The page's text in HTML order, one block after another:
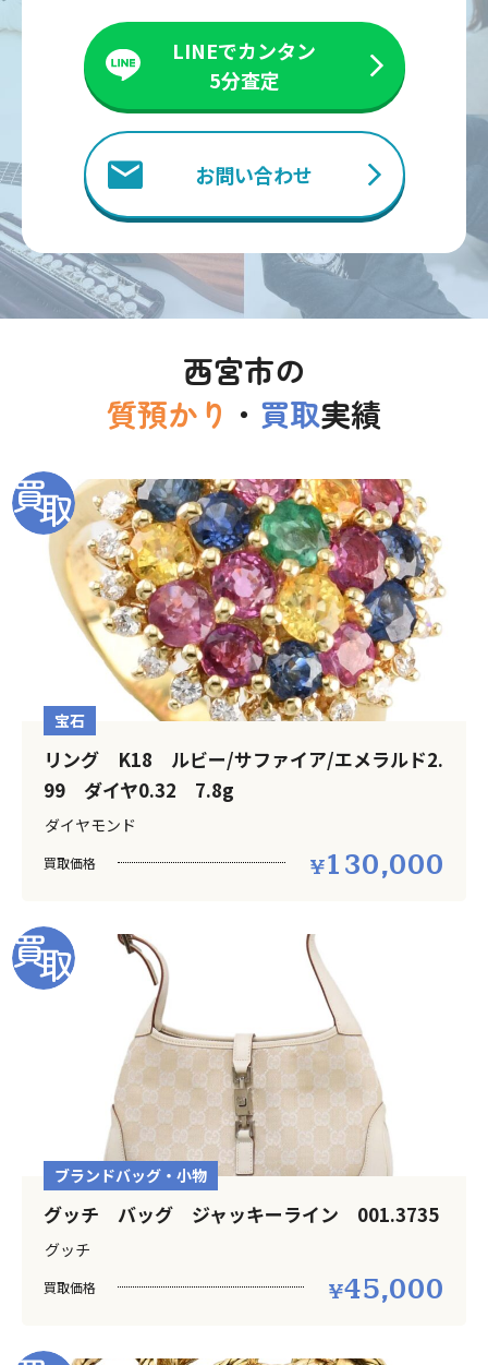
LINEでカンタン
5分査定
お問い合わせ
西宮市の
質預かり ・ 買取実績
宝石
リング K18 ルビー/サファイア/エメラルド2.
99 ダイヤ0.32 7.8g
ダイヤモンド
買取価格 130,000
ブランドバッグ・小物
グッチ バッグ ジャッキーライン 001.3735
グッチ
買取価格 45,000